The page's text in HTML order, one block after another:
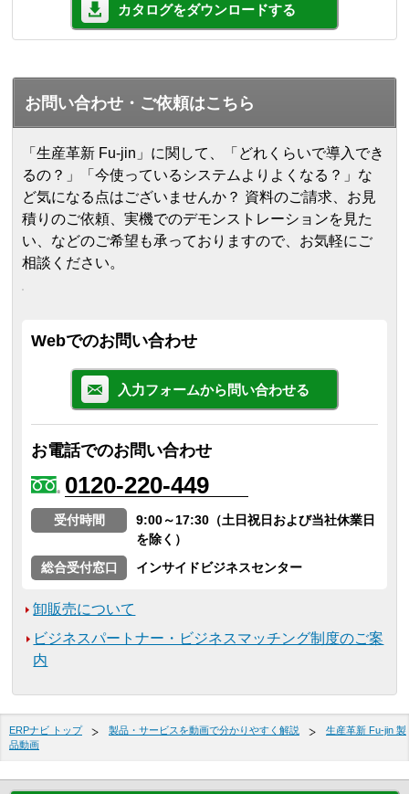
カタログをダウンロードする
お問い合わせ・ご依頼はこちら
「生産革新 Fu-jin」に関して、「どれくらいで導入でき
るの？」「今使っているシステムよりよくなる？」な
ど気になる点はございませんか？ 資料のご請求、お見
積りのご依頼、実機でのデモンストレーションを見た
い、などのご希望も承っておりますので、お気軽にご
相談ください。
Webでのお問い合わせ
入力フォームから問い合わせる
お電話でのお問い合わせ
0120-220-449
受付時間
9:00～17:30（土日祝日および当社休業日
を除く）
総合受付窓口
インサイドビジネスセンター
卸販売について
ビジネスパートナー・ビジネスマッチング制度のご案
内
ERPナビ トップ 製品・サービスを動画で分かりやすく解説
生産革新 Fu-jin 製
品動画